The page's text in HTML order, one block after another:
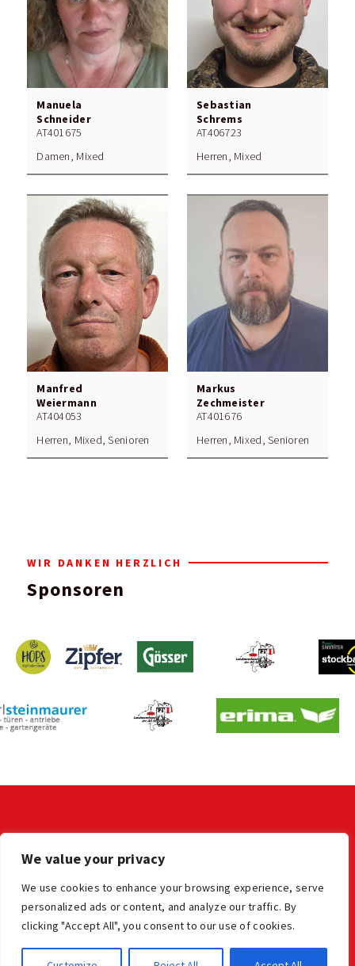
We value your privacy
We use cookies to enhance your browsing experience, serve
personalized ads or content, and analyze our traffic. By
clicking "Accept All", you consent to our use of cookies.
Manuela
Schneider
AT401675
Damen, Mixed
Sebastian
Schrems
AT406723
Herren, Mixed
Manfred
Weiermann
AT404053
Herren, Mixed, Senioren
Markus
Zechmeister
AT401676
Herren, Mixed, Senioren
WIR DANKEN HERZLICH
Sponsoren
LV der OÖ Stocksportler
office@ooe-stocksport.at
Impressum Datenschutz
© Oberösterreichischer Stocksportverband